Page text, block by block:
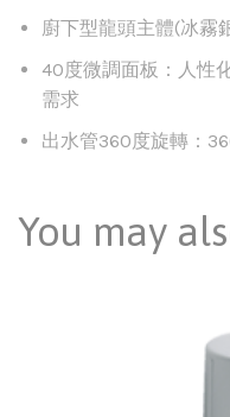
廚下型龍頭主體(冰霧
40度微調面板：人性
需求
出水管360度旋轉：
You may